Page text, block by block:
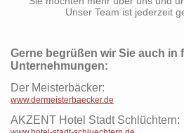
Unser Team ist jederzeit
Gerne begrüßen wir Sie auch in
Unternehmungen:
Der Meisterbäcker:
www.dermeisterbaecker.de
AKZENT Hotel Stadt Schlüchtern: